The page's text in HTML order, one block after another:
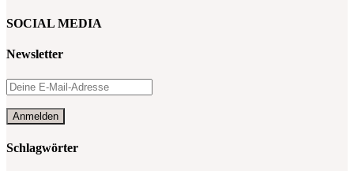
SOCIAL MEDIA
Newsletter
Schlagwörter